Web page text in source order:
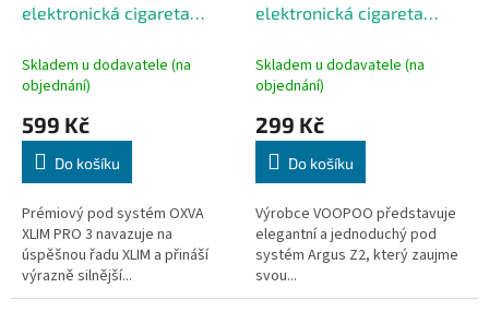
elektronická cigareta
Skladem u dodavatele (na
objednání)
599 Kč
Do košíku
Prémiový pod systém OXVA
XLIM PRO 3 navazuje na
úspěšnou řadu XLIM a přináší
výrazně silnější...
elektronická cigareta
Skladem u dodavatele (na
objednání)
299 Kč
Do košíku
Výrobce VOOPOO představuje
elegantní a jednoduchý pod
systém Argus Z2, který zaujme
svou...